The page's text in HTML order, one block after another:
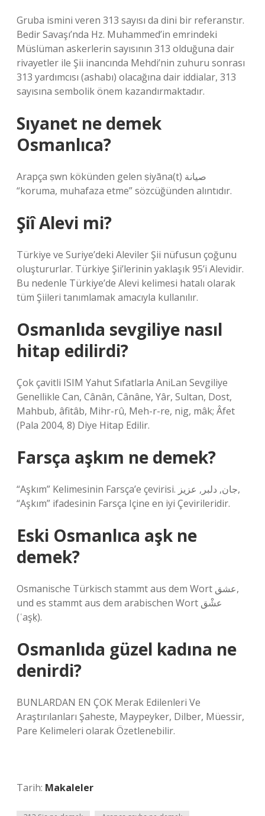
Gruba ismini veren 313 sayısı da dini bir referanstır.
Bedir Savaşı’nda Hz. Muhammed’in emrindeki
Müslüman askerlerin sayısının 313 olduğuna dair
rivayetler ile Şii inancında Mehdi’nin zuhuru sonrası
313 yardımcısı (ashabı) olacağına dair iddialar, 313
sayısına sembolik önem kazandırmaktadır.
Sıyanet ne demek
Osmanlıca?
Arapça ṣwn kökünden gelen ṣiyāna(t) صيانة
“koruma, muhafaza etme” sözcüğünden alıntıdır.
Şiî Alevi mi?
Türkiye ve Suriye’deki Aleviler Şii nüfusun çoğunu
oluştururlar. Türkiye Şii’lerinin yaklaşık 95’i Alevidir.
Bu nedenle Türkiye’de Alevi kelimesi hatalı olarak
tüm Şiileri tanımlamak amacıyla kullanılır.
Osmanlıda sevgiliye nasıl
hitap edilirdi?
Çok çavitli ISIM Yahut Sıfatlarla AniLan Sevgiliye
Genellikle Can, Cânân, Cânâne, Yâr, Sultan, Dost,
Mahbub, âfitâb, Mihr-rû, Meh-r-re, nig, mâk; Âfet
(Pala 2004, 8) Diye Hitap Edilir.
Farsça aşkım ne demek?
“Aşkım” Kelimesinin Farsça’e çevirisi. جان, دلبر, عزیز,
“Aşkım” ifadesinin Farsça Içine en iyi Çevirileridir.
Eski Osmanlıca aşk ne
demek?
Osmanische Türkisch stammt aus dem Wort عشق,
und es stammt aus dem arabischen Wort عشْق
(ʿaşḳ).
Osmanlıda güzel kadına ne
denirdi?
BUNLARDAN EN ÇOK Merak Edilenleri Ve
Araştırılanları Şaheste, Maypeyker, Dilber, Müessir,
Pare Kelimeleri olarak Özetlenebilir.
Tarih: Makaleler